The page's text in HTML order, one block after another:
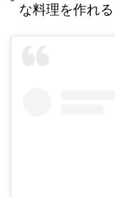
な料理を作れる